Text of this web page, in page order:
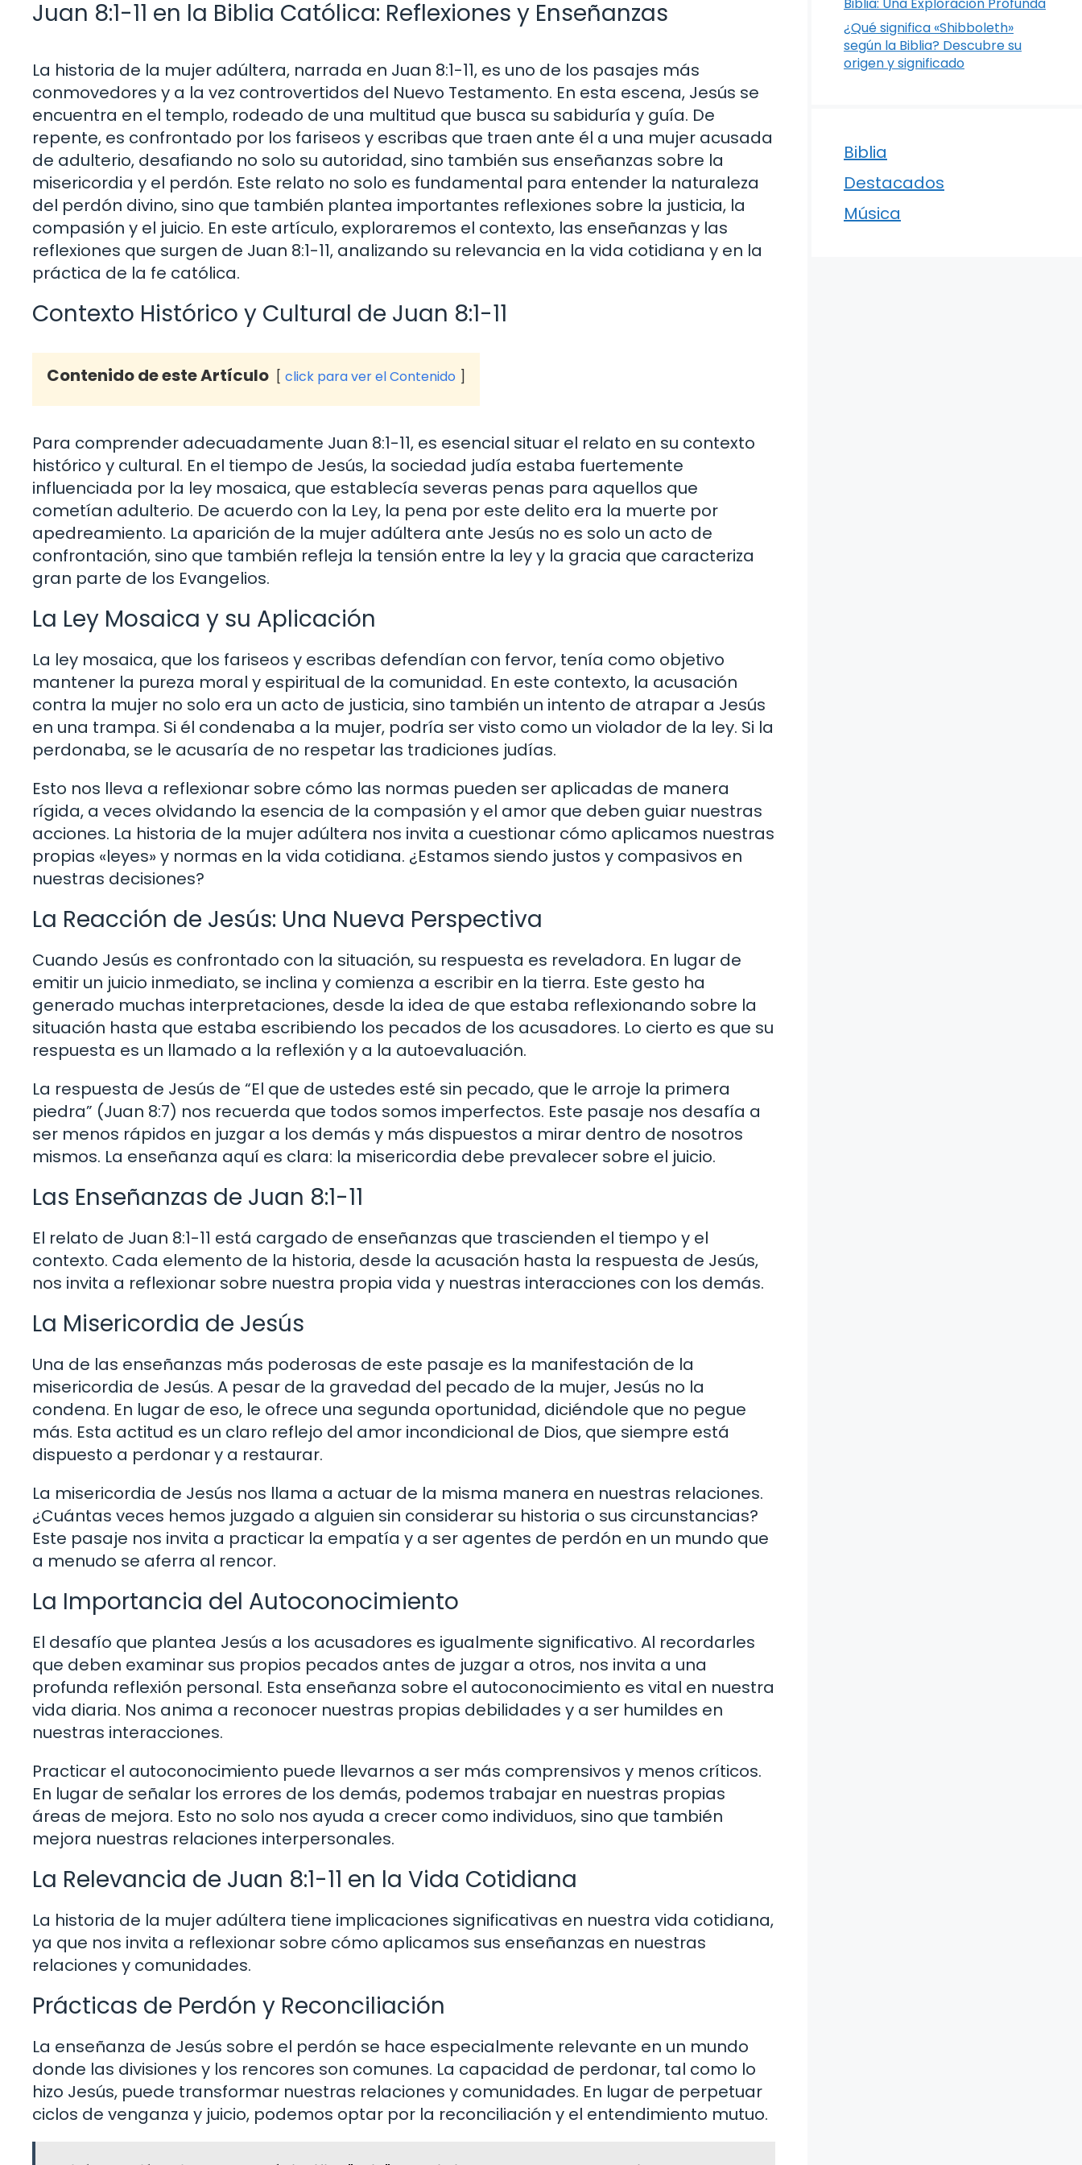
Juan 8:1-11 en la Biblia Católica: Reflexiones y Enseñanzas
La historia de la mujer adúltera, narrada en Juan 8:1-11, es uno de los pasajes más
conmovedores y a la vez controvertidos del Nuevo Testamento. En esta escena, Jesús se
encuentra en el templo, rodeado de una multitud que busca su sabiduría y guía. De
repente, es confrontado por los fariseos y escribas que traen ante él a una mujer acusada
de adulterio, desafiando no solo su autoridad, sino también sus enseñanzas sobre la
misericordia y el perdón. Este relato no solo es fundamental para entender la naturaleza
del perdón divino, sino que también plantea importantes reflexiones sobre la justicia, la
compasión y el juicio. En este artículo, exploraremos el contexto, las enseñanzas y las
reflexiones que surgen de Juan 8:1-11, analizando su relevancia en la vida cotidiana y en la
práctica de la fe católica.
Contexto Histórico y Cultural de Juan 8:1-11
Contenido de este Artículo click para ver el Contenido
Para comprender adecuadamente Juan 8:1-11, es esencial situar el relato en su contexto
histórico y cultural. En el tiempo de Jesús, la sociedad judía estaba fuertemente
influenciada por la ley mosaica, que establecía severas penas para aquellos que
cometían adulterio. De acuerdo con la Ley, la pena por este delito era la muerte por
apedreamiento. La aparición de la mujer adúltera ante Jesús no es solo un acto de
confrontación, sino que también refleja la tensión entre la ley y la gracia que caracteriza
gran parte de los Evangelios.
La Ley Mosaica y su Aplicación
La ley mosaica, que los fariseos y escribas defendían con fervor, tenía como objetivo
mantener la pureza moral y espiritual de la comunidad. En este contexto, la acusación
contra la mujer no solo era un acto de justicia, sino también un intento de atrapar a Jesús
en una trampa. Si él condenaba a la mujer, podría ser visto como un violador de la ley. Si la
perdonaba, se le acusaría de no respetar las tradiciones judías.
Esto nos lleva a reflexionar sobre cómo las normas pueden ser aplicadas de manera
rígida, a veces olvidando la esencia de la compasión y el amor que deben guiar nuestras
acciones. La historia de la mujer adúltera nos invita a cuestionar cómo aplicamos nuestras
propias «leyes» y normas en la vida cotidiana. ¿Estamos siendo justos y compasivos en
nuestras decisiones?
La Reacción de Jesús: Una Nueva Perspectiva
Cuando Jesús es confrontado con la situación, su respuesta es reveladora. En lugar de
emitir un juicio inmediato, se inclina y comienza a escribir en la tierra. Este gesto ha
generado muchas interpretaciones, desde la idea de que estaba reflexionando sobre la
situación hasta que estaba escribiendo los pecados de los acusadores. Lo cierto es que su
respuesta es un llamado a la reflexión y a la autoevaluación.
La respuesta de Jesús de “El que de ustedes esté sin pecado, que le arroje la primera
piedra” (Juan 8:7) nos recuerda que todos somos imperfectos. Este pasaje nos desafía a
ser menos rápidos en juzgar a los demás y más dispuestos a mirar dentro de nosotros
mismos. La enseñanza aquí es clara: la misericordia debe prevalecer sobre el juicio.
Las Enseñanzas de Juan 8:1-11
El relato de Juan 8:1-11 está cargado de enseñanzas que trascienden el tiempo y el
contexto. Cada elemento de la historia, desde la acusación hasta la respuesta de Jesús,
nos invita a reflexionar sobre nuestra propia vida y nuestras interacciones con los demás.
La Misericordia de Jesús
Una de las enseñanzas más poderosas de este pasaje es la manifestación de la
misericordia de Jesús. A pesar de la gravedad del pecado de la mujer, Jesús no la
condena. En lugar de eso, le ofrece una segunda oportunidad, diciéndole que no pegue
más. Esta actitud es un claro reflejo del amor incondicional de Dios, que siempre está
dispuesto a perdonar y a restaurar.
La misericordia de Jesús nos llama a actuar de la misma manera en nuestras relaciones.
¿Cuántas veces hemos juzgado a alguien sin considerar su historia o sus circunstancias?
Este pasaje nos invita a practicar la empatía y a ser agentes de perdón en un mundo que
a menudo se aferra al rencor.
La Importancia del Autoconocimiento
El desafío que plantea Jesús a los acusadores es igualmente significativo. Al recordarles
que deben examinar sus propios pecados antes de juzgar a otros, nos invita a una
profunda reflexión personal. Esta enseñanza sobre el autoconocimiento es vital en nuestra
vida diaria. Nos anima a reconocer nuestras propias debilidades y a ser humildes en
nuestras interacciones.
Practicar el autoconocimiento puede llevarnos a ser más comprensivos y menos críticos.
En lugar de señalar los errores de los demás, podemos trabajar en nuestras propias
áreas de mejora. Esto no solo nos ayuda a crecer como individuos, sino que también
mejora nuestras relaciones interpersonales.
La Relevancia de Juan 8:1-11 en la Vida Cotidiana
La historia de la mujer adúltera tiene implicaciones significativas en nuestra vida cotidiana,
ya que nos invita a reflexionar sobre cómo aplicamos sus enseñanzas en nuestras
relaciones y comunidades.
Prácticas de Perdón y Reconciliación
La enseñanza de Jesús sobre el perdón se hace especialmente relevante en un mundo
donde las divisiones y los rencores son comunes. La capacidad de perdonar, tal como lo
hizo Jesús, puede transformar nuestras relaciones y comunidades. En lugar de perpetuar
ciclos de venganza y juicio, podemos optar por la reconciliación y el entendimiento mutuo.
¿Qué significa «Shibboleth»
según la Biblia? Descubre su
origen y significado
Biblia
Destacados
Música